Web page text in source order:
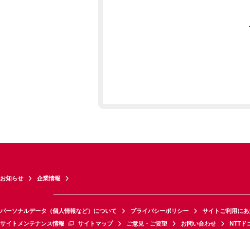
お知らせ 企業情報
パーソナルデータ（個人情報など）について プライバシーポリシー サイトご利用にあ
サイトメンテナンス情報
サイトマップ ご意見・ご要望 お問い合わせ NTTド